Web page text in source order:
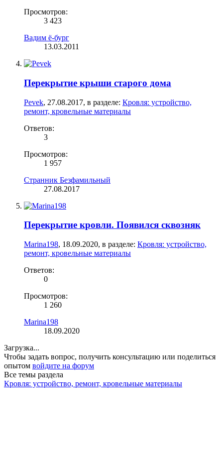
Просмотров:
3 423
Вадим ё-бург
13.03.2011
Перекрытие крыши старого дома
Pevek, 27.08.2017, в разделе: Кровля: устройство,
ремонт, кровельные материалы
Ответов:
3
Просмотров:
1 957
Странник Безфамильный
27.08.2017
Перекрытие кровли. Появился сквозняк
Marina198, 18.09.2020, в разделе: Кровля: устройство,
ремонт, кровельные материалы
Ответов:
0
Просмотров:
1 260
Marina198
18.09.2020
Загрузка...
Чтобы задать вопрос, получить консультацию или поделиться
опытом войдите на форум
Все темы раздела
Кровля: устройство, ремонт, кровельные материалы